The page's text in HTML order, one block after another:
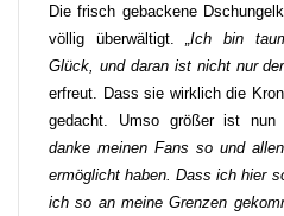
Die frisch gebackene
völlig überwältigt.
„Ich bin
Glück, und daran ist nicht nur
erfreut. Dass sie wirklich die
gedacht. Umso größer ist nun
danke meinen Fans so und
ermöglicht haben. Dass ich hier
ich so an meine Grenzen